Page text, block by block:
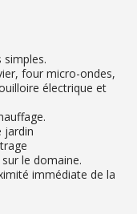
simples.
four micro-ondes,
électrique et
jardin
le domaine.
immédiate de la